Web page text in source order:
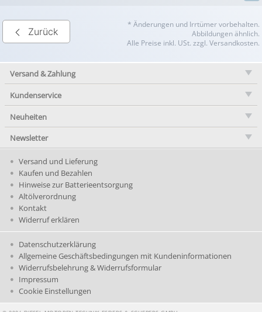
Zurück
* Änderungen und Irrtümer vorbehalten.
Abbildungen ähnlich.
Alle Preise inkl. USt. zzgl. Versandkosten.
Versand & Zahlung
Kundenservice
Neuheiten
Newsletter
Versand und Lieferung
Kaufen und Bezahlen
Hinweise zur Batterieentsorgung
Altölverordnung
Kontakt
Widerruf erklären
Datenschutzerklärung
Allgemeine Geschäftsbedingungen mit Kundeninformationen
Widerrufsbelehrung & Widerrufsformular
Impressum
Cookie Einstellungen